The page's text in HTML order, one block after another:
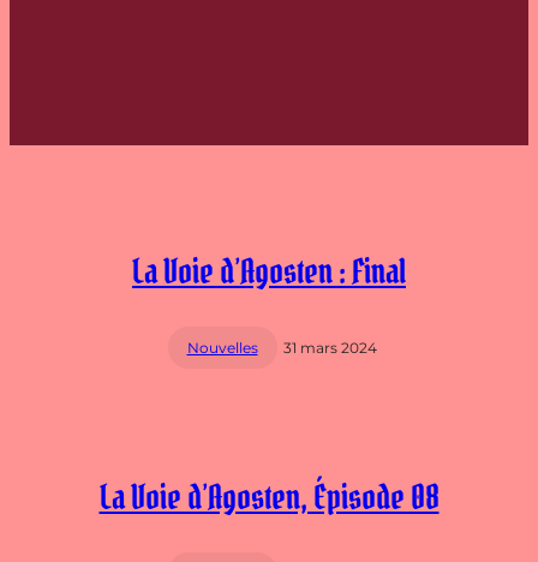
La Voie d’Agosten : Final
Nouvelles 31 mars 2024
La Voie d’Agosten, Épisode 08